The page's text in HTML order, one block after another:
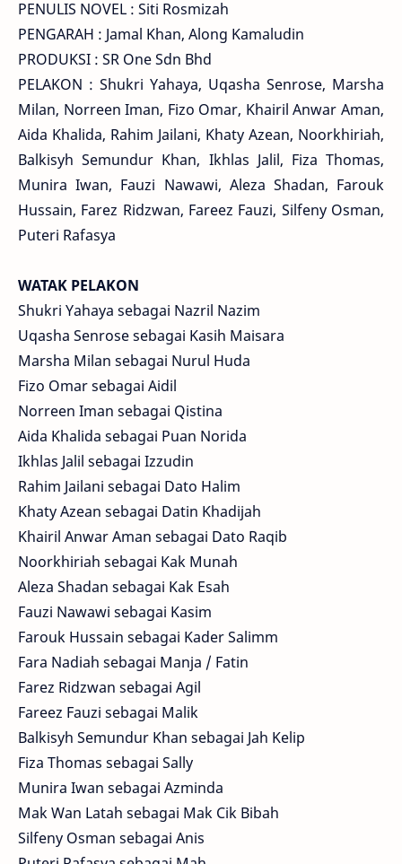
PENULIS NOVEL : Siti Rosmizah
PENGARAH : Jamal Khan, Along Kamaludin
PRODUKSI : SR One Sdn Bhd
PELAKON : Shukri Yahaya, Uqasha Senrose, Marsha
Milan, Norreen Iman, Fizo Omar, Khairil Anwar Aman,
Aida Khalida, Rahim Jailani, Khaty Azean, Noorkhiriah,
Balkisyh Semundur Khan, Ikhlas Jalil, Fiza Thomas,
Munira Iwan, Fauzi Nawawi, Aleza Shadan, Farouk
Hussain, Farez Ridzwan, Fareez Fauzi, Silfeny Osman,
Puteri Rafasya
WATAK PELAKON
Shukri Yahaya sebagai Nazril Nazim
Uqasha Senrose sebagai Kasih Maisara
Marsha Milan sebagai Nurul Huda
Fizo Omar sebagai Aidil
Norreen Iman sebagai Qistina
Aida Khalida sebagai Puan Norida
Ikhlas Jalil sebagai Izzudin
Rahim Jailani sebagai Dato Halim
Khaty Azean sebagai Datin Khadijah
Khairil Anwar Aman sebagai Dato Raqib
Noorkhiriah sebagai Kak Munah
Aleza Shadan sebagai Kak Esah
Fauzi Nawawi sebagai Kasim
Farouk Hussain sebagai Kader Salimm
Fara Nadiah sebagai Manja / Fatin
Farez Ridzwan sebagai Agil
Fareez Fauzi sebagai Malik
Balkisyh Semundur Khan sebagai Jah Kelip
Fiza Thomas sebagai Sally
Munira Iwan sebagai Azminda
Mak Wan Latah sebagai Mak Cik Bibah
Silfeny Osman sebagai Anis